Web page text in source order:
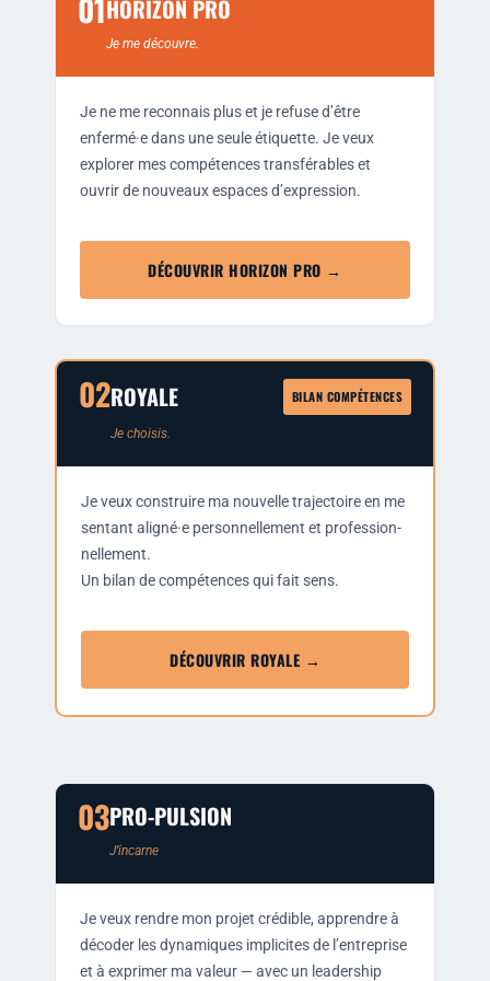
HORIZON PRO
Je me découvre.
Je ne me recon­nais plus et je refuse d’être
enfermé·e dans une seule éti­quette. Je veux
explo­rer mes com­pé­tences trans­fé­rables et
ouvrir de nou­veaux espaces d’expression.
DÉCOUVRIR HORIZON PRO →
02ROYALE BILAN COMPÉTENCES
Je choi­sis.
Jeveux construire ma nou­velle tra­jec­toire en me
sen­tant aligné·e per­son­nel­le­ment et pro­fes­sion­
nel­le­ment.
Un bilan de com­pé­tences qui fait sens.
DÉCOUVRIR ROYALE →
03PRO-PULSION
J’in­carne
Je veux rendre mon pro­jet cré­dible, apprendre à
déco­der les dyna­miques impli­cites de l’en­tre­prise
et à expri­mer ma valeur — avec un lea­der­ship